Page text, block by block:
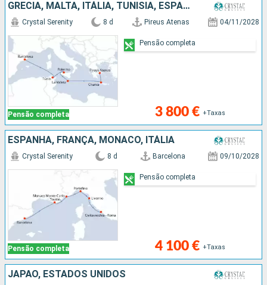
GRÉCIA, MALTA, ITÁLIA, TUNÍSIA, ESPANHA
Pensão completa
Crystal Serenity 8 d Pireus Atenas 04/11/2028
3 800 € +Taxas
Pensão completa
ESPANHA, FRANÇA, MÔNACO, ITÁLIA
Pensão completa
Crystal Serenity 8 d Barcelona 09/10/2028
4 100 € +Taxas
Pensão completa
JAPÃO, ESTADOS UNIDOS